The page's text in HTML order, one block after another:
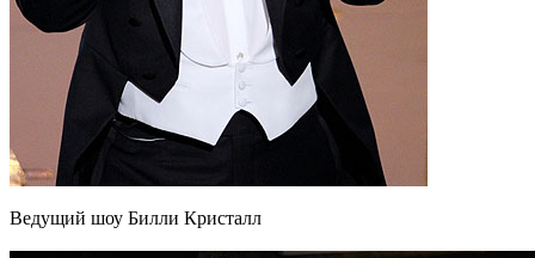
Ведущий шоу Билли Кристалл